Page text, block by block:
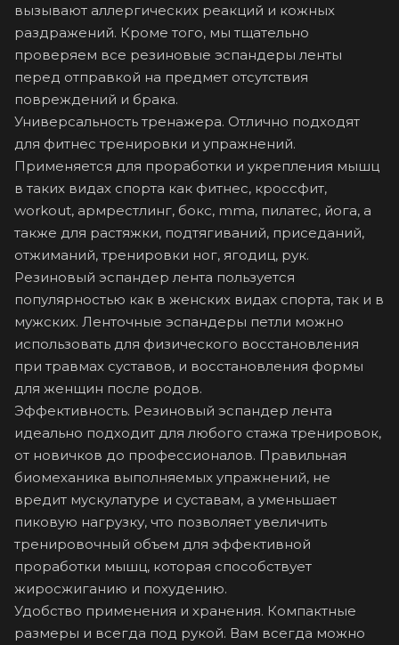
вызывают аллергических реакций и кожных
раздражений. Кроме того, мы тщательно
проверяем все резиновые эспандеры ленты
перед отправкой на предмет отсутствия
повреждений и брака.
Универсальность тренажера. Отлично подходят
для фитнес тренировки и упражнений.
Применяется для проработки и укрепления мышц
в таких видах спорта как фитнес, кроссфит,
workout, армрестлинг, бокс, mma, пилатес, йога, а
также для растяжки, подтягиваний, приседаний,
отжиманий, тренировки ног, ягодиц, рук.
Резиновый эспандер лента пользуется
популярностью как в женских видах спорта, так и в
мужских. Ленточные эспандеры петли можно
использовать для физического восстановления
при травмах суставов, и восстановления формы
для женщин после родов.
Эффективность. Резиновый эспандер лента
идеально подходит для любого стажа тренировок,
от новичков до профессионалов. Правильная
биомеханика выполняемых упражнений, не
вредит мускулатуре и суставам, а уменьшает
пиковую нагрузку, что позволяет увеличить
тренировочный объем для эффективной
проработки мышц, которая способствует
жиросжиганию и похудению.
Удобство применения и хранения. Компактные
размеры и всегда под рукой. Вам всегда можно